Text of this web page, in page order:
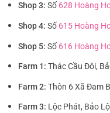
Shop 3: Số 628 Hoàng
Shop 4: Số 615 Hoàng
Shop 5: Số 616 Hoàng
Farm 1: Thác Cầu Đôi,
Farm 2: Thôn 6 Xã Đam
Farm 3: Lộc Phát, Bảo